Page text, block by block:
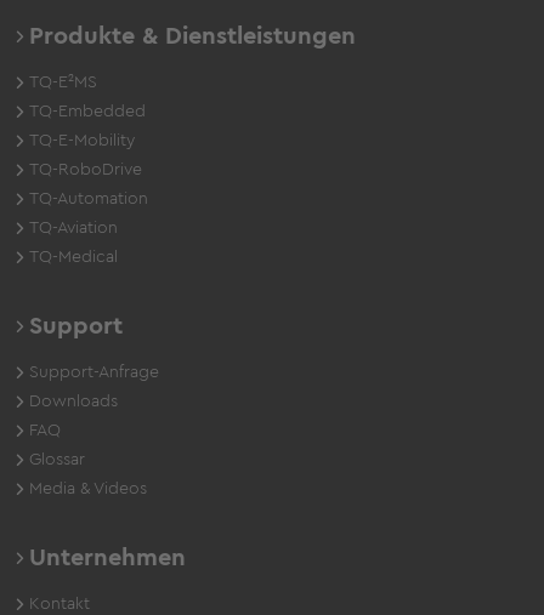
Produkte & Dienstleistungen
TQ-E²MS
TQ-Embedded
TQ-E-Mobility
TQ-RoboDrive
TQ-Automation
TQ-Aviation
TQ-Medical
Support
Support-Anfrage
Downloads
FAQ
Glossar
Media & Videos
Unternehmen
Kontakt